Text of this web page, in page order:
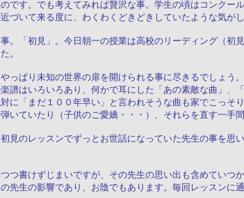
です。でも考えてみれば贅沢な事。学生の頃はコンク
づいて来る度に、わくわくどきどきしていたような気が
。「初見」。今日朝一の授業は高校のリーディング（
。
っぱり未知の世界の扉を開けられる事に尽きるでしょ
譜はいろいろあり、何かで耳にした「あの素敵な曲」
に「まだ１００年早い」と言われそうな曲も家でこっ
いていたり（子供のご愛嬌・・・）、それらを直す一手間
見のレッスンでずっとお世話になっていた先生の事を
つ書けずじまいですが、その先生の思い出も含めてい
先生の影響であり、お陰でもあります。毎回レッスンに